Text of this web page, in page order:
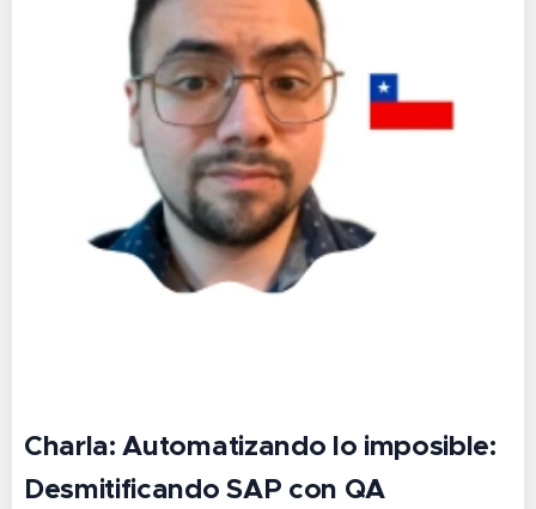
Charla: Automatizando lo imposible:
Desmitificando SAP con QA